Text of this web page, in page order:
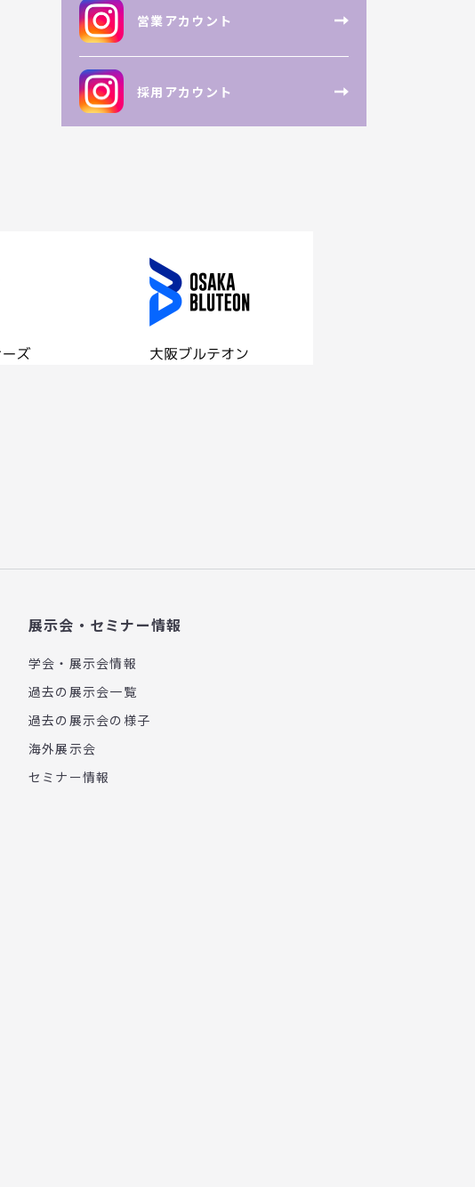
営業アカウント
採用アカウント
展示会・セミナー情報
学会・展示会情報
過去の展示会一覧
過去の展示会の様子
海外展示会
セミナー情報